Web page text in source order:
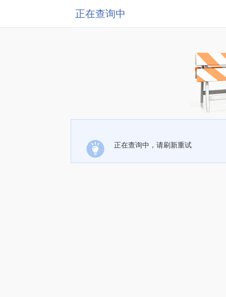
正在查询中
正在查询中，请刷新重试